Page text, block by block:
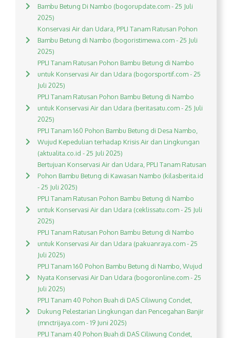
Bambu Betung Di Nambo (bogorupdate.com - 25 Juli
2025)
Konservasi Air dan Udara, PPLI Tanam Ratusan Pohon
Bambu Betung di Nambo (bogoristimewa.com - 25 Juli
2025)
PPLI Tanam Ratusan Pohon Bambu Betung di Nambo
untuk Konservasi Air dan Udara (bogorsportif.com - 25
Juli 2025)
PPLI Tanam Ratusan Pohon Bambu Betung di Nambo
untuk Konservasi Air dan Udara (beritasatu.com - 25 Juli
2025)
PPLI Tanam 160 Pohon Bambu Betung di Desa Nambo,
Wujud Kepedulian terhadap Krisis Air dan Lingkungan
(aktualita.co.id - 25 Juli 2025)
Bertujuan Konservasi Air dan Udara, PPLI Tanam Ratusan
Pohon Bambu Betung di Kawasan Nambo (kilasberita.id
- 25 Juli 2025)
PPLI Tanam Ratusan Pohon Bambu Betung di Nambo
untuk Konservasi Air dan Udara (ceklissatu.com - 25 Juli
2025)
PPLI Tanam Ratusan Pohon Bambu Betung di Nambo
untuk Konservasi Air dan Udara (pakuanraya.com - 25
Juli 2025)
PPLI Tanam 160 Pohon Bambu Betung di Nambo, Wujud
Nyata Konservasi Air Dan Udara (bogoronline.com - 25
Juli 2025)
PPLI Tanam 40 Pohon Buah di DAS Ciliwung Condet,
Dukung Pelestarian Lingkungan dan Pencegahan Banjir
(mnctrijaya.com - 19 Juni 2025)
PPLI Tanam 40 Pohon Buah di DAS Ciliwung Condet,